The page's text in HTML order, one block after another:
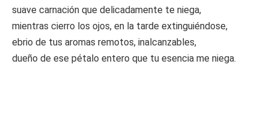
suave carnación que delicadamente te niega,
mientras cierro los ojos, en la tarde extinguiéndose,
ebrio de tus aromas remotos, inalcanzables,
dueño de ese pétalo entero que tu esencia me niega.